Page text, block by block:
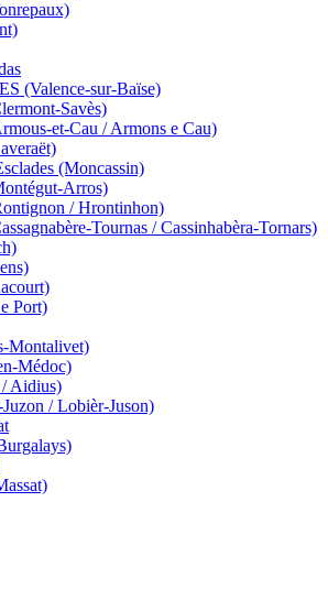
(Valence-sur-Baïse)
Savès)
et-Cau / Armons e Cau)
(Moncassin)
Arros)
/ Hrontinhon)
Tournas / Cassinhabèra-Tornars)
Port)
Montalivet)
Médoc)
Aidius)
/ Lobièr-Juson)